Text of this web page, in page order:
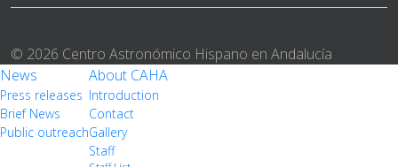
© 2026 Centro Astronómico Hispano en Andalucía
News
Press releases
Brief News
Public outreach
About CAHA
Introduction
Contact
Gallery
Staff